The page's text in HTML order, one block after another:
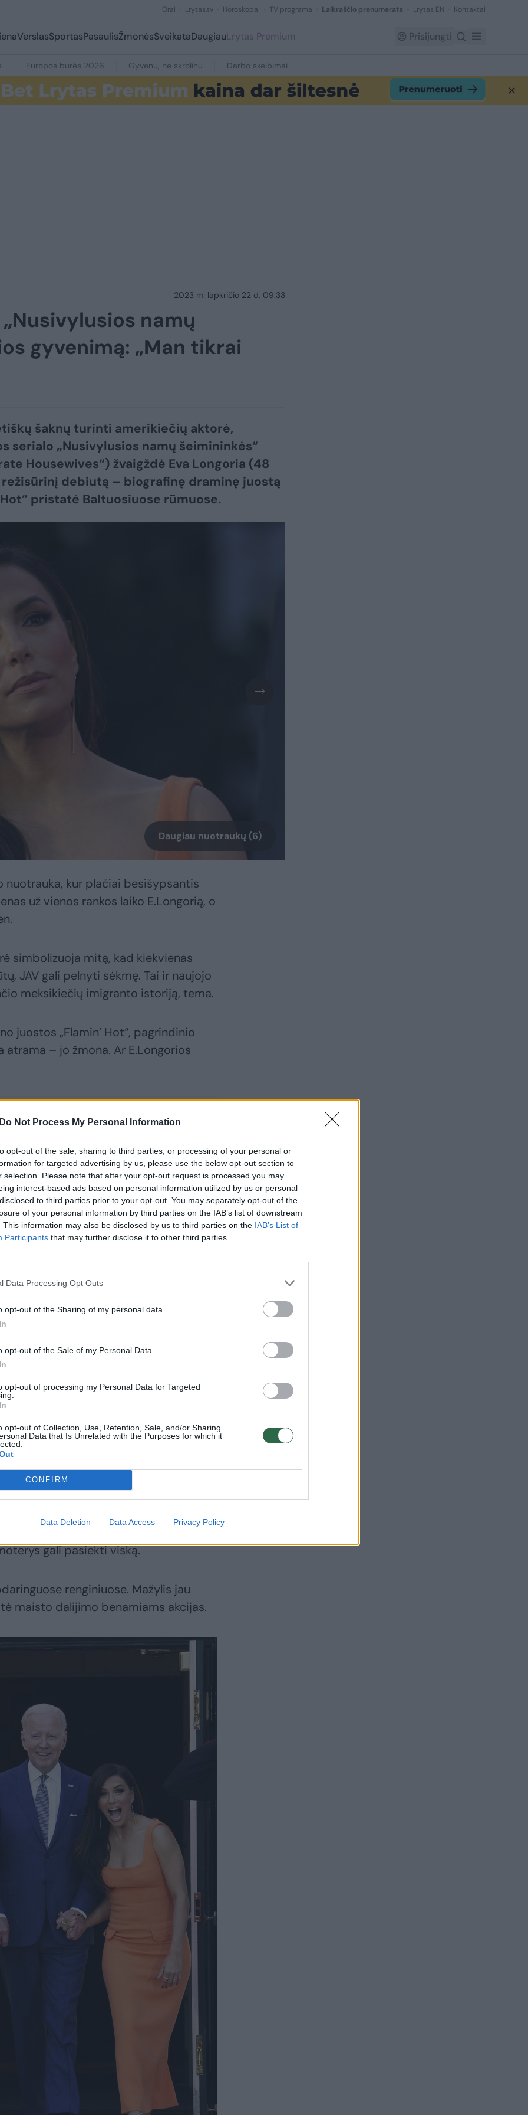
Do Not Process My Personal Information
opt-out of the sale, sharing to third parties, or processing of your personal or
for targeted advertising by us, please use the below opt-out section to
selection. Please note that after your opt-out request is processed you may
interest-based ads based on personal information utilized by us or personal
to third parties prior to your opt-out. You may separately opt-out of the
of your personal information by third parties on the IAB’s list of downstream
This information may also be disclosed by us to third parties on the IAB’s List of
Participants that may further disclose it to other third parties.
Data Processing Opt Outs
opt-out of the Sharing of my personal data.
opt-out of the Sale of my Personal Data.
opt-out of processing my Personal Data for Targeted
opt-out of Collection, Use, Retention, Sale, and/or Sharing
Data that Is Unrelated with the Purposes for which it
CONFIRM
Data Deletion Data Access Privacy Policy
Orai Lrytas.tv Horoskopai TV programa Laikraščio prenumerata Lrytas EN Kontaktai
VerslasSportasPasaulisŽmonėsSveikataDaugiauLrytas Premium Prisijungti
Europos burės 2026 Gyvenu, ne skrolinu Darbo skelbimai
2023 m. lapkričio 22 d. 09:33
namų
gyvenimą: „Man tikrai
šaknų turinti amerikiečių aktorė,
serialo „Nusivylusios namų šeimininkės“
Housewives“) žvaigždė Eva Longoria (48
režisūrinį debiutą – biografinę draminę juostą
Hot“ pristatė Baltuosiuose rūmuose.
Daugiau nuotraukų (6)
nuotrauka, kur plačiai besišypsantis
už vienos rankos laiko E.Longorią, o
simbolizuoja mitą, kad kiekvienas
JAV gali pelnyti sėkmę. Tai ir naujojo
meksikiečių imigranto istoriją, tema.
juostos „Flamin’ Hot“, pagrindinio
– jo žmona. Ar E.Longorios
parodė
nebūčiau galėjusi kurti be savo
filmavimo su mūsų sūnumi 6
valstijos miestą Albukerkę.
darbas buvo mano svajonė, ir dėl to
metų sūnus Santiago Enrique pažintų
gali pasiekti viską.
renginiuose. Mažylis jau
maisto dalijimo benamiams akcijas.